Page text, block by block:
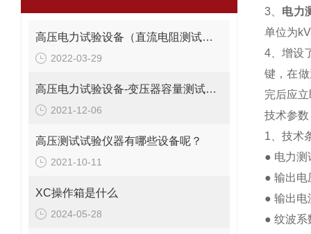
高压电力试验设备（直流电阻测试仪）操作手册
2022-03-29
高压电力试验设备-变压器容量测试仪使用方法
2021-12-06
高压测试试验仪器有哪些设备呢？
2021-10-11
XC操作箱是什么
2024-05-28
3、 电力
单位为
4、增设
键，在
完后应
技术参数
1、技术
● 电力测
● 输出电
● 输出电
● 纹波系